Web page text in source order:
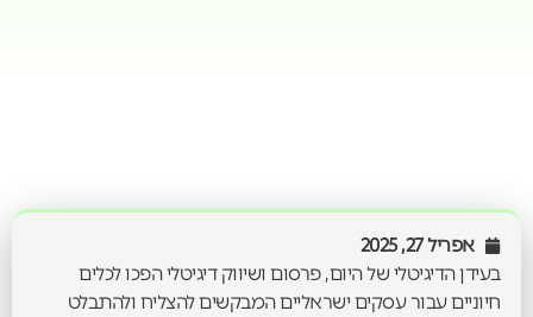
אפריל 27, 2025
בעידן הדיגיטלי של היום, פרסום ושיווק דיגיטלי הפכו לכלים
חיוניים עבור עסקים ישראליים המבקשים להצליח ולהתבלט